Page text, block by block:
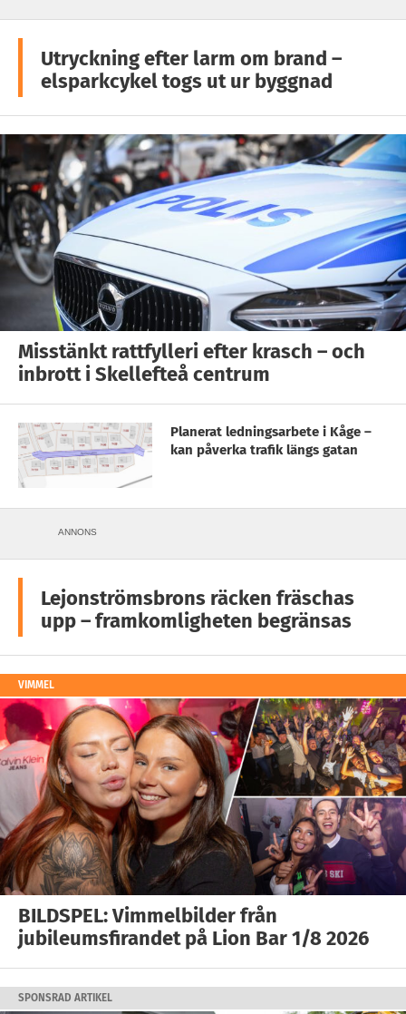
Utryckning efter larm om brand –
elsparkcykel togs ut ur byggnad
Misstänkt rattfylleri efter krasch – och
inbrott i Skellefteå centrum
Planerat ledningsarbete i Kåge –
kan påverka trafik längs gatan
ANNONS
Lejonströmsbrons räcken fräschas
upp – framkomligheten begränsas
VIMMEL
BILDSPEL: Vimmelbilder från
jubileumsfirandet på Lion Bar 1/8 2026
SPONSRAD ARTIKEL